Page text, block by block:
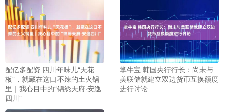
配亿多配资 四川年味儿“天花
板”，就藏在这口不辣的土火锅
里｜我心目中的“锦绣天府·安逸
四川”
掌牛宝 韩国央行行长：尚未与
美联储就建立双边货币互换额度
进行讨论